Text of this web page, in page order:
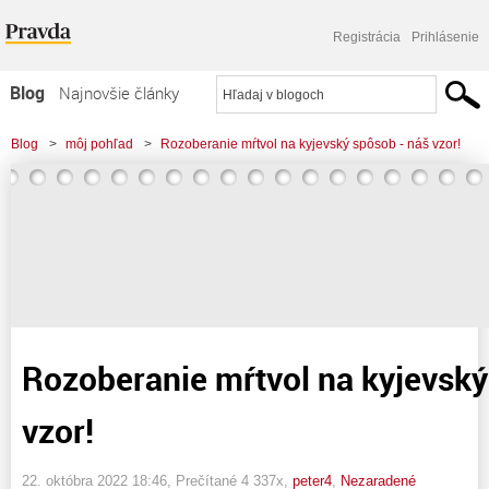
Registrácia Prihlásenie
Blog
Najnovšie články
Najčítanejšie články
Najkomentovanejšie články
Blog > môj pohľad > Rozoberanie mŕtvol na kyjevský spôsob - náš vzor!
Rozoberanie mŕtvol na
vzor!
22. októbra 2022 18:46 , Prečítané 4 337x, peter4 Nezaradené